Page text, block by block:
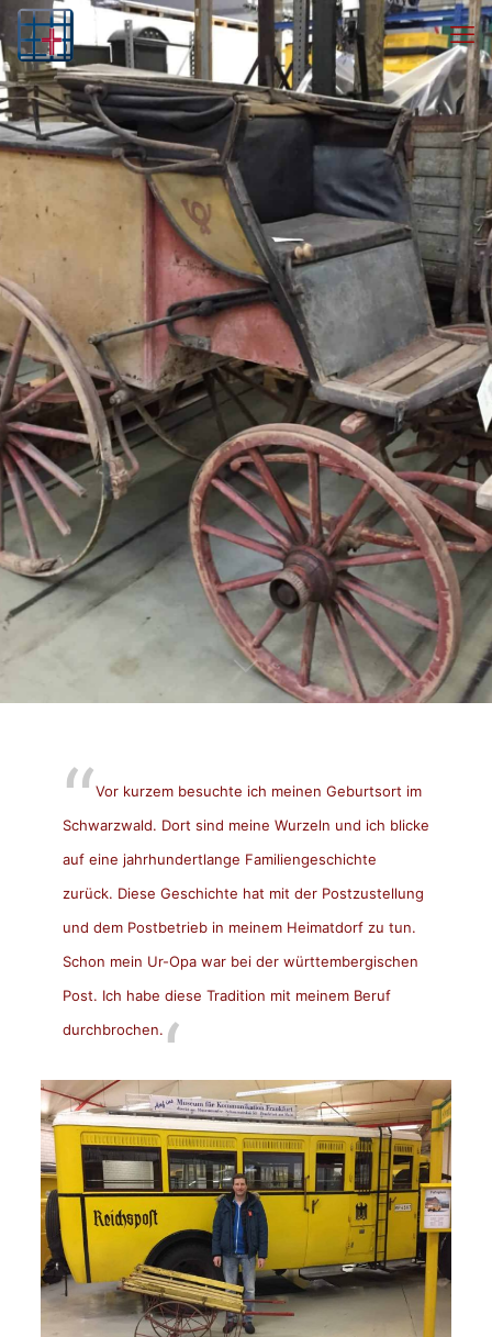
Vor kurzem besuchte ich meinen Geburtsort im
Schwarzwald. Dort sind meine Wurzeln und ich blicke
auf eine jahrhundertlange Familiengeschichte
zurück. Diese Geschichte hat mit der Postzustellung
und dem Postbetrieb in meinem Heimatdorf zu tun.
Schon mein Ur-Opa war bei der württembergischen
Post. Ich habe diese Tradition mit meinem Beruf
durchbrochen.